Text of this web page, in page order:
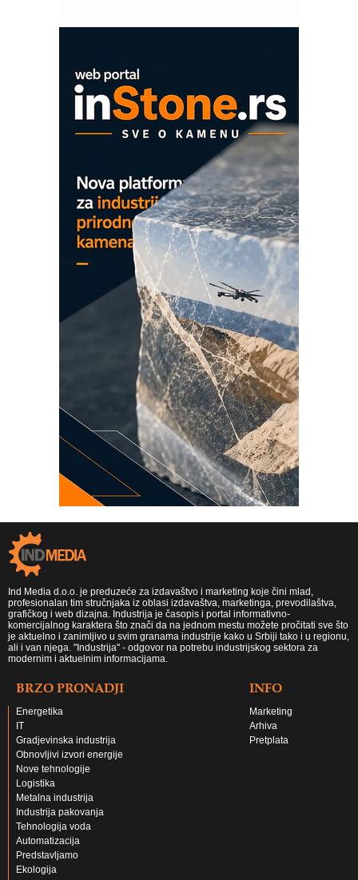
Proizvodnja iC7 Hybrid 1500 VDC
COMBYPACK
EVOKS Maintenance Management
ROSA i SCHUNK podižu proizvodnju
Detekcija različitih oblika
Ind Media d.o.o. je preduzeće za izdavaštvo i marketing koje čini mlad,
profesionalan tim stručnjaka iz oblasi izdavaštva, marketinga, prevodilaštva,
grafičkog i web dizajna. Industrija je časopis i portal informativno-
komercijalnog karaktera što znači da na jednom mestu možete pročitati sve što
je aktuelno i zanimljivo u svim granama industrije kako u Srbiji tako i u regionu,
ali i van njega. "Industrija" - odgovor na potrebu industrijskog sektora za
modernim i aktuelnim informacijama.
BRZO PRONADJI
Energetika
IT
Gradjevinska industrija
Obnovljivi izvori energije
Nove tehnologije
Logistika
Metalna industrija
Industrija pakovanja
Tehnologija voda
Automatizacija
Predstavljamo
Ekologija
INFO
Marketing
Arhiva
Pretplata